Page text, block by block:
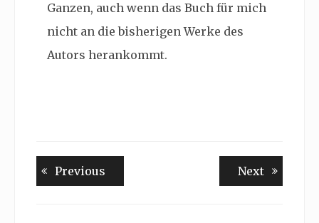
Ganzen, auch wenn das Buch für mich
nicht an die bisherigen Werke des
Autors herankommt.
Beitragsnavigation
Previous NextNext